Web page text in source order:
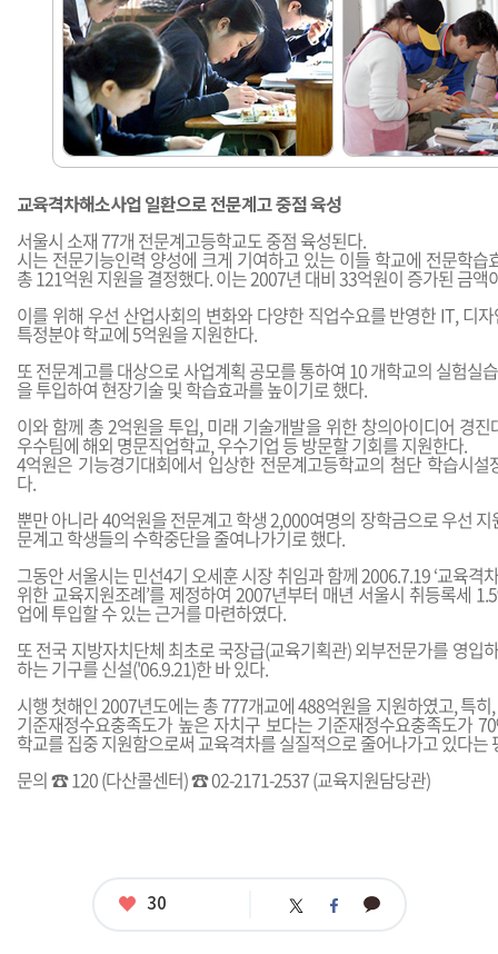
교육격차해소사업 일환으로 전문계고 중점 육성
서울시 소재 77개 전문계고등학교도 중점 육성된다.
시는 전문기능인력 양성에 크게 기여하고 있는 이들 학교에 전문학습
총 121억원 지원을 결정했다. 이는 2007년 대비 33억원이 증가된 금액
이를 위해 우선 산업사회의 변화와 다양한 직업수요를 반영한 IT, 디
특정분야 학교에 5억원을 지원한다.
또 전문계고를 대상으로 사업계획 공모를 통하여 10 개학교의 실험실
을 투입하여 현장기술 및 학습효과를 높이기로 했다.
이와 함께 총 2억원을 투입, 미래 기술개발을 위한 창의아이디어 경
우수팀에 해외 명문직업학교, 우수기업 등 방문할 기회를 지원한다.
4억원은 기능경기대회에서 입상한 전문계고등학교의 첨단 학습시
다.
뿐만 아니라 40억원을 전문계고 학생 2,000여명의 장학금으로 우선
문계고 학생들의 수학중단을 줄여나가기로 했다.
그동안 서울시는 민선4기 오세훈 시장 취임과 함께 2006.7.19 ‘교육격
위한 교육지원조례’를 제정하여 2007년부터 매년 서울시 취등록세
업에 투입할 수 있는 근거를 마련하였다.
또 전국 지방자치단체 최초로 국장급(교육기획관) 외부전문가를 영입
하는 기구를 신설('06.9.21)한 바 있다.
시행 첫해인 2007년도에는 총 777개교에 488억원을 지원하였고, 특히
기준재정수요충족도가 높은 자치구 보다는 기준재정수요충족도가
학교를 집중 지원함으로써 교육격차를 실질적으로 줄어나가고 있다는
문의 ☎ 120 (다산콜센터) ☎ 02-2171-2537 (교육지원담당관)
좋
30 트 페 카